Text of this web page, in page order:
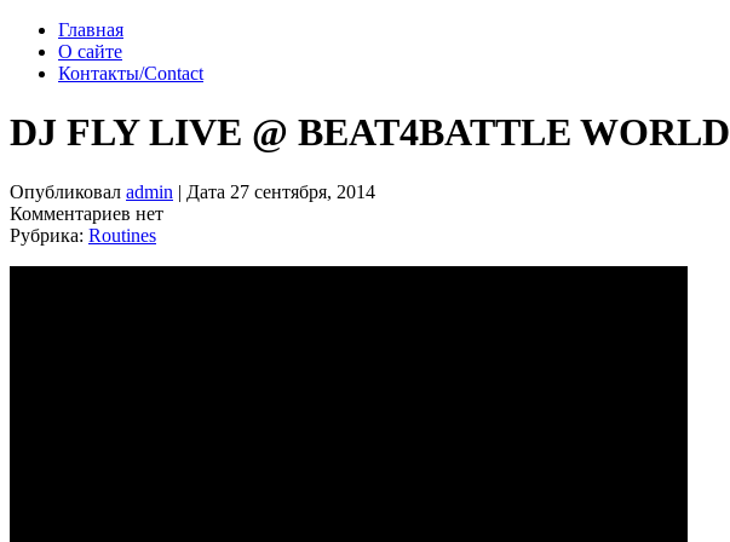
Главная
О сайте
Контакты/Contact
DJ FLY LIVE @ BEAT4BATTLE
Опубликовал admin | Дата 27 сентября, 2014
Комментариев нет
Рубрика: Routines